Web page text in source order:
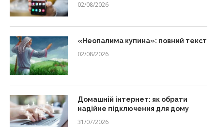
02/08/2026
«Неопалима купина»: повний текст
02/08/2026
Домашній інтернет: як обрати
надійне підключення для дому
31/07/2026